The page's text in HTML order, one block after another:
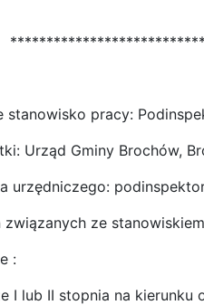
stanowisko pracy:
Urząd Gminy Brochów,
urzędniczego:
związanych ze
:
I lub II stopnia na